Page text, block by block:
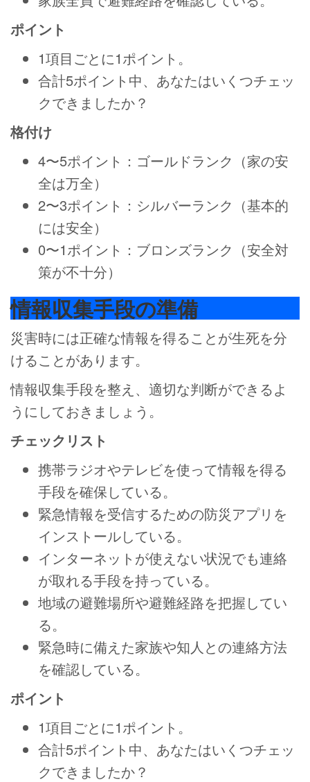
ポイント
1項目ごとに1ポイント。
合計5ポイント中、あなたはいくつチェッ
クできましたか？
格付け
4〜5ポイント：ゴールドランク（家の安
全は万全）
2〜3ポイント：シルバーランク（基本的
には安全）
0〜1ポイント：ブロンズランク（安全対
策が不十分）
情報収集手段の準備
災害時には正確な情報を得ることが生死を分
けることがあります。
情報収集手段を整え、適切な判断ができるよ
うにしておきましょう。
チェックリスト
携帯ラジオやテレビを使って情報を得る
手段を確保している。
緊急情報を受信するための防災アプリを
インストールしている。
インターネットが使えない状況でも連絡
が取れる手段を持っている。
地域の避難場所や避難経路を把握してい
る。
緊急時に備えた家族や知人との連絡方法
を確認している。
ポイント
1項目ごとに1ポイント。
合計5ポイント中、あなたはいくつチェッ
クできましたか？